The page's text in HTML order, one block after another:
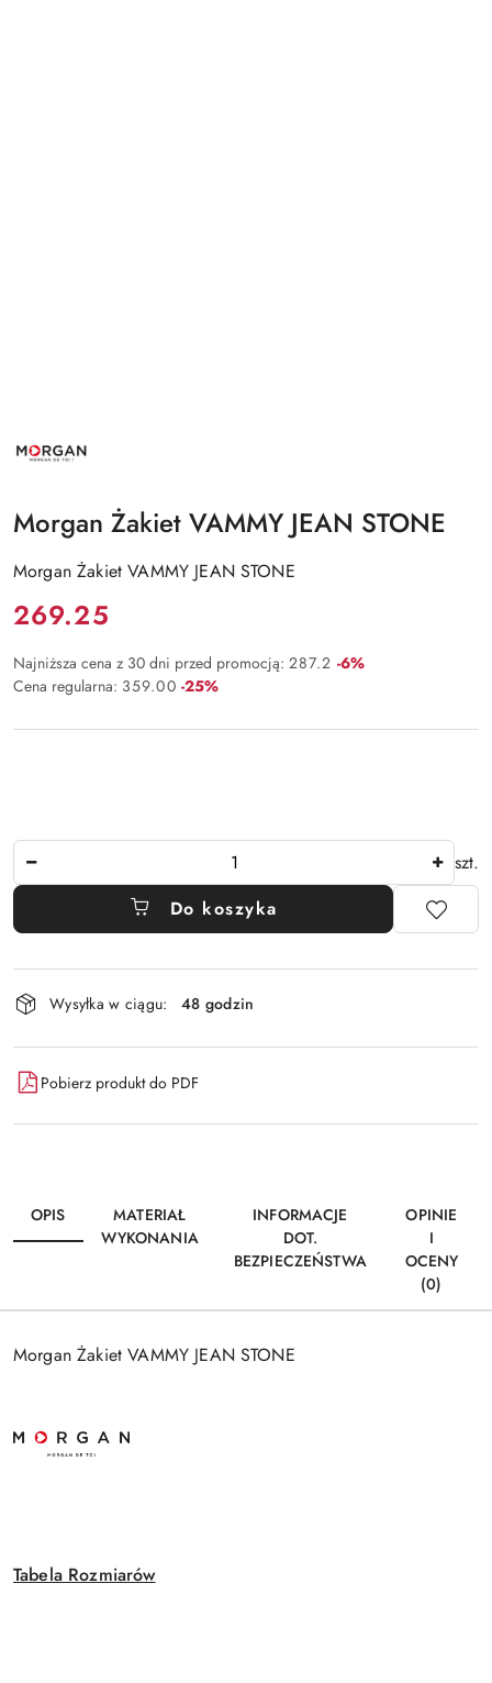
PRODUCENTA:
MORGAN
Morgan Żakiet VAMMY JEAN STONE
Morgan Żakiet VAMMY JEAN STONE
Cena:
269.25
Najniższa cena z 30 dni przed promocją: 287.2 Rabat:
-6%
Cena regularna: 359.00 Rabat:
-25%
szt.
Do koszyka
Dostępność
i
dostawa
Wysyłka w ciągu: 48 godzin
Pobierz produkt do PDF
OPIS
MATERIAŁ
WYKONANIA
INFORMACJE
DOT.
BEZPIECZEŃSTWA
OPINIE
I
OCENY
(0)
Morgan Żakiet VAMMY JEAN STONE
Tabela Rozmiarów